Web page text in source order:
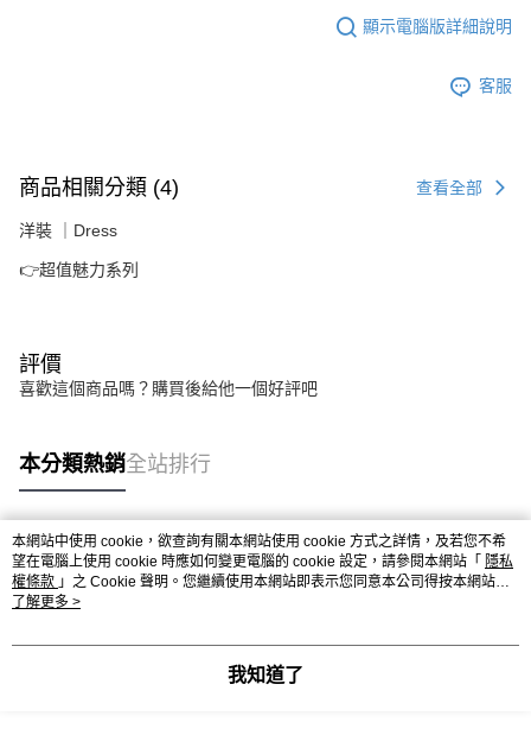
顯示電腦版詳細說明
客服
商品相關分類 (4) 查看全部
洋裝 ｜Dress
👉超值魅力系列
評價
喜歡這個商品嗎？購買後給他一個好評吧
本分類熱銷全站排行
熱門標籤
本網站中使用 cookie，欲查詢有關本網站使用 cookie 方式之詳情，及若您不希
望在電腦上使用 cookie 時應如何變更電腦的 cookie 設定，請參閱本網站「 隱私
權條款 」之 Cookie 聲明。您繼續使用本網站即表示您同意本公司得按本網站使
用條款之 Cookie 聲明使用 cookie。
了解更多 >
我知道了